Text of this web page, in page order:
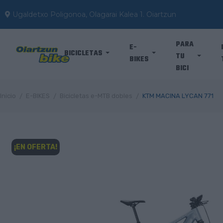
Ugaldetxo Poligonoa, Olagarai Kalea 1. Oiartzun
BICICLETAS
E-
BIKES
PARA
TU
BICI
KTM MACINA LYCAN 771
¡EN OFERTA!